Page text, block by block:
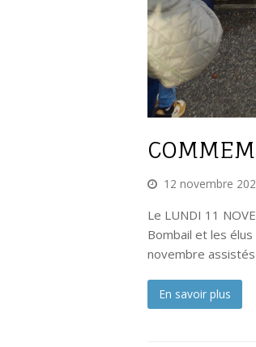
12 novembre
Le LUNDI 11
Bombail et les
novembre
En savoir plus